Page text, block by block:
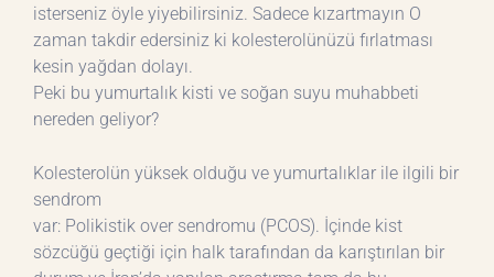
isterseniz öyle yiyebilirsiniz. Sadece kızartmayın O
zaman takdir edersiniz ki kolesterolünüzü fırlatması
kesin yağdan dolayı.
Peki bu yumurtalık kisti ve soğan suyu muhabbeti
nereden geliyor?
Kolesterolün yüksek olduğu ve yumurtalıklar ile ilgili bir
sendrom
var: Polikistik over sendromu (PCOS). İçinde kist
sözcüğü geçtiği için halk tarafından da karıştırılan bir